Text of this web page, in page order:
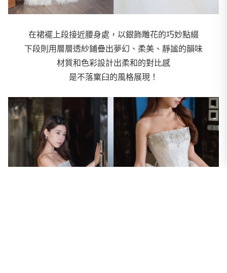
在裙襬上段接近腰身處，以銀飾雕花的巧妙點綴
下段則用層層透紗鋪疊出夢幻、柔美、靜謐的韻味
材質和色彩設計出柔和的對比感
是不落窠臼的風格展現！